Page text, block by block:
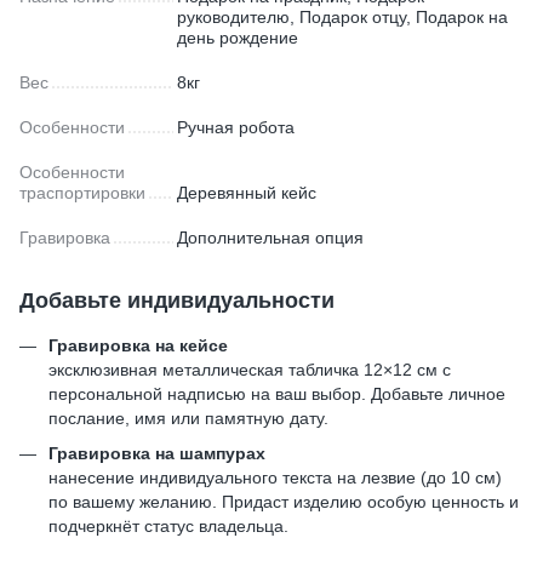
руководителю, Подарок отцу, Подарок на
день рождение
Вес 8кг
Особенности Ручная робота
Особенности
траспортировки
Деревянный кейс
Гравировка Дополнительная опция
Добавьте индивидуальности
Гравировка на кейсе
эксклюзивная металлическая табличка 12×12 см с
персональной надписью на ваш выбор. Добавьте личное
послание, имя или памятную дату.
Гравировка на шампурах
нанесение индивидуального текста на лезвие (до 10 см)
по вашему желанию. Придаст изделию особую ценность и
подчеркнёт статус владельца.